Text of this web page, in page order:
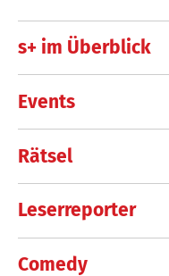
s+ im Überblick
Events
Rätsel
Leserreporter
Comedy